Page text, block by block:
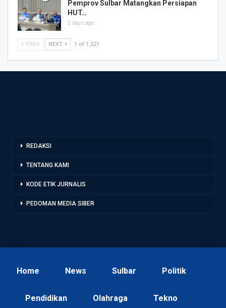
Pemprov Sulbar Matangkan Persiapan
HUT…
2 days ago
PREV NEXT 1 of 1,521
REDAKSI
TENTANG KAMI
KODE ETIK JURNALIS
PEDOMAN MEDIA SIBER
Home News Sulbar Politik
Pendidikan Olahraga Tekno